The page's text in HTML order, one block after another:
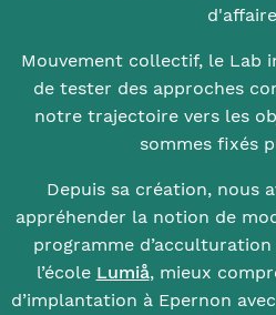
Mouvement collectif, le Lab
de tester des approches
notre trajectoire vers les
sommes fixés
Depuis sa création, nous
appréhender la notion de
programme
l’école Lumiå, mieux
d’implantation à Epernon avec